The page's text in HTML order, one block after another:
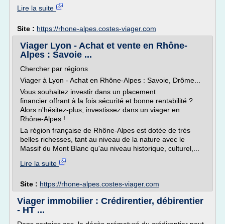
Lire la suite
Site : https://rhone-alpes.costes-viager.com
Viager Lyon - Achat et vente en Rhône-
Alpes : Savoie ...
Chercher par régions
Viager à Lyon - Achat en Rhône-Alpes : Savoie, Drôme...
Vous souhaitez investir dans un placement
financier offrant à la fois sécurité et bonne rentabilité ?
Alors n'hésitez-plus, investissez dans un viager en
Rhône-Alpes !
La région française de Rhône-Alpes est dotée de très
belles richesses, tant au niveau de la nature avec le
Massif du Mont Blanc qu'au niveau historique, culturel,...
Lire la suite
Site : https://rhone-alpes.costes-viager.com
Viager immobilier : Crédirentier, débirentier
- HT ...